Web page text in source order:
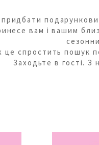
вам і вашим
це спростить пошук
Заходьте в гості. З